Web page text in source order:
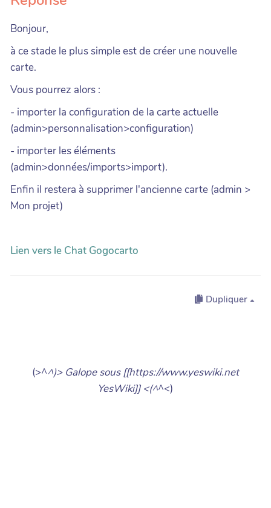
Bonjour,
à ce stade le plus simple est de créer une nouvelle
carte.
Vous pourrez alors :
- importer la configuration de la carte actuelle
(admin>personnalisation>configuration)
- importer les éléments
(admin>données/imports>import).
Enfin il restera à supprimer l'ancienne carte (admin >
Mon projet)
Lien vers le Chat Gogocarto
Dupliquer
(>^^)> Galope sous [[https://www.yeswiki.net
YesWiki]] <(^^<)